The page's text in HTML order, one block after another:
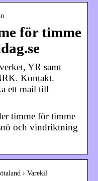
för timme
YR samt
Kontakt.
ett mail till
timme för timme
och vindriktning
› Varekil